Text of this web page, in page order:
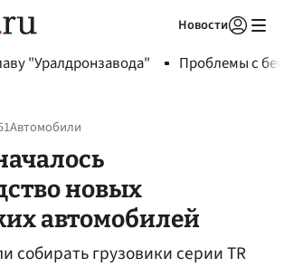
Новости
"Уралдронзавода" Проблемы с
Автомобили
новых
автомобилей
собирать грузовики серии TR